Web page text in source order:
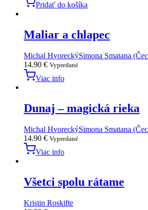
Pridať do košíka
Maliar a chlapec
Michal HvoreckýSimona Smatana
14.90 € Vypredané
Viac info
Dunaj – magická rieka
Michal HvoreckýSimona Smatana
14.90 € Vypredané
Viac info
Všetci spolu rátame
Kristin Roskifte